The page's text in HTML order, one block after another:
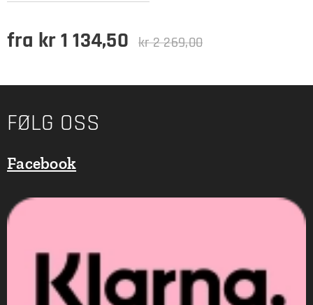
fra kr1 134,50 kr2 269,00
FØLG OSS
Facebook